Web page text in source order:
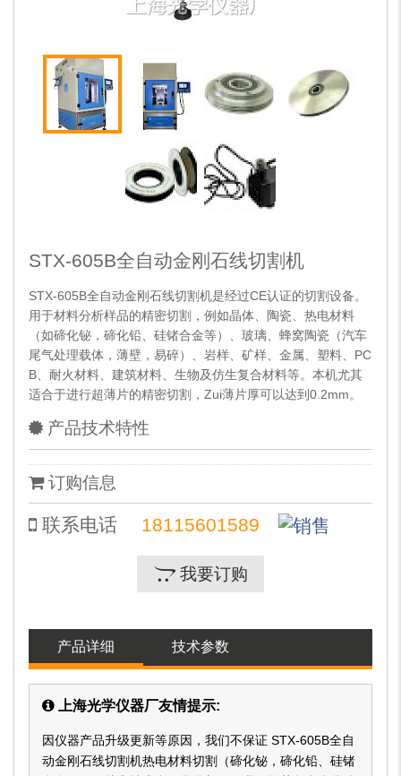
STX-605B全自动金刚石线切割机
STX-605B全自动金刚石线切割机是经过CE认证的切割设备。
用于材料分析样品的精密切割，例如晶体、陶瓷、热电材料
（如碲化铋，碲化铅、硅锗合金等）、玻璃、蜂窝陶瓷（汽车
尾气处理载体，薄壁，易碎）、岩样、矿样、金属、塑料、PC
B、耐火材料、建筑材料、生物及仿生复合材料等。本机尤其
适合于进行超薄片的精密切割，Zui薄片厚可以达到0.2mm。
产品技术特性
订购信息
联系电话 18115601589
我要订购
产品详细 技术参数
上海光学仪器厂友情提示:
因仪器产品升级更新等原因，我们不保证 STX-605B全自
动金刚石线切割机热电材料切割（碲化铋，碲化铅、硅锗